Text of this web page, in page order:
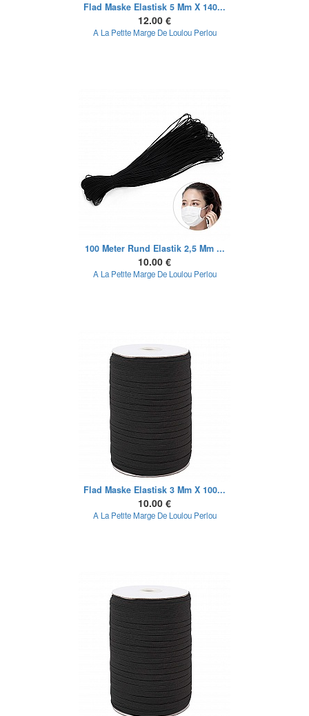
Flad Maske Elastisk 5 Mm X 140...
12.00 €
A La Petite Marge De Loulou Perlou
100 Meter Rund Elastik 2,5 Mm ...
10.00 €
A La Petite Marge De Loulou Perlou
Flad Maske Elastisk 3 Mm X 100...
10.00 €
A La Petite Marge De Loulou Perlou